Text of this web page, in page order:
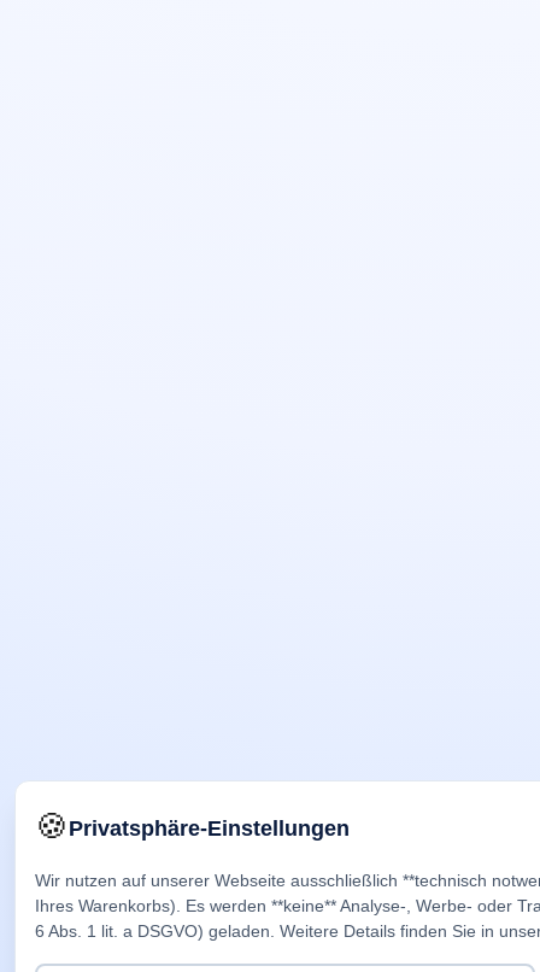
🍪Privatsphäre-Einstellungen
Wir nutzen auf unserer Webseite ausschließlich **technisch
Ihres Warenkorbs). Es werden **keine** Analyse-, Werbe- oder
6 Abs. 1 lit. a DSGVO) geladen. Weitere Details finden Sie in